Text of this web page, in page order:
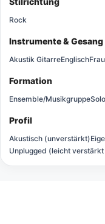
Rock
Instrumente & Gesang
Akustik GitarreEnglisch
Formation
Ensemble/Musikgruppe
Profil
Akustisch (unverstärkt)
Unplugged (leicht verstärkt